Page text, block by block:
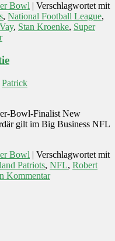
Bowl | Verschlagwortet mit
, National Football League,
, Stan Kroenke, Super
Patrick
Bowl-Finalist New
gilt im Big Business NFL
Bowl | Verschlagwortet mit
Patriots, NFL, Robert
Kommentar